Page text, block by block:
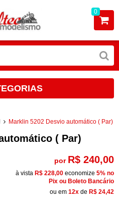
0
Marklin 5202 Desvio automático ( Par)
( Par)
por R$ 240,00
à vista R$ 228,00 economize 5% no
Pix ou Boleto Bancário
ou em 12x de R$ 24,42